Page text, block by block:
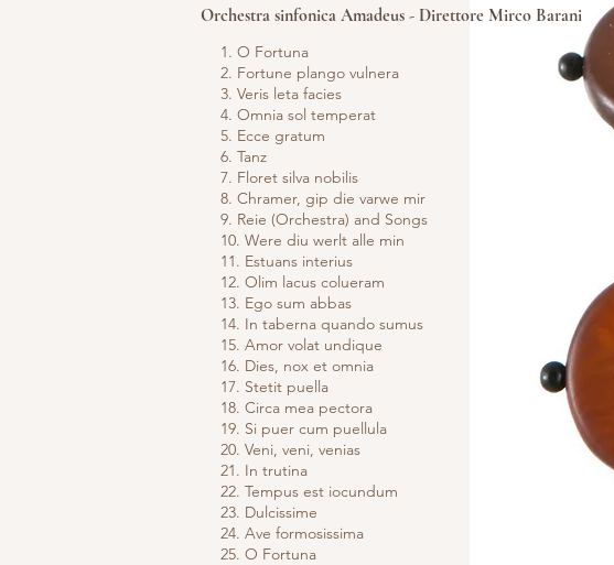
Orchestra sinfonica Amadeus - Direttore Mirco Barani
1. O Fortuna
2. Fortune plango vulnera
3. Veris leta facies
4. Omnia sol temperat
5. Ecce gratum
6. Tanz
7. Floret silva nobilis
8. Chramer, gip die varwe mir
9. Reie (Orchestra) and Songs
10. Were diu werlt alle min
11. Estuans interius
12. Olim lacus colueram
13. Ego sum abbas
14. In taberna quando sumus
15. Amor volat undique
16. Dies, nox et omnia
17. Stetit puella
18. Circa mea pectora
19. Si puer cum puellula
20. Veni, veni, venias
21. In trutina
22. Tempus est iocundum
23. Dulcissime
24. Ave formosissima
25. O Fortuna